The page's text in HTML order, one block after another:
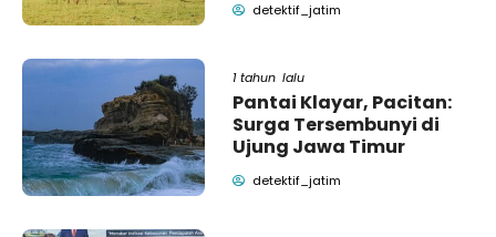
detektif_jatim
1 tahun lalu
Pantai Klayar, Pacitan:
Surga Tersembunyi di
Ujung Jawa Timur
detektif_jatim